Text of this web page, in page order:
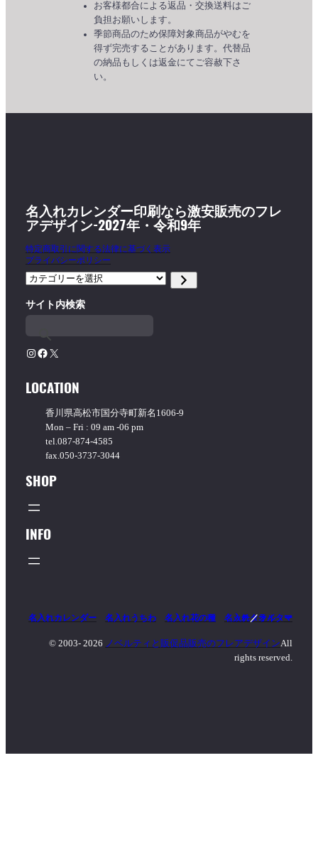
お客様都合による返品・交換送料はご
負担お願いします。
季節商品のため保障対象商品がやむを
得ず完売することがあります。代替品
の納品もしくは返金にてご容赦下さ
い。
名入れカレンダー印刷なら激安販売のフレ
アデザイン-2027年・令和9年
特定商取引に関する法律に基づく表示
プライバシーポリシー
カ
ゴ
ー
を
サイト内検索
Instagram Facebook X
LOCATION
香川県高松市国分寺町新名1606-9
Mon – Fri : 09 am -06 pm
tel.087-874-4585
fax.050-3737-3044
SHOP
INFO
名入れカレンダー 名入れうちわ 名入れ花の種 名入れタオル
マッチ／ライター
© 2003- 2026 ノベルティと販促品販売のフレアデザインAll
rights reserved.